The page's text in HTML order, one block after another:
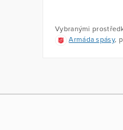
Vybranými
Armáda spásy,